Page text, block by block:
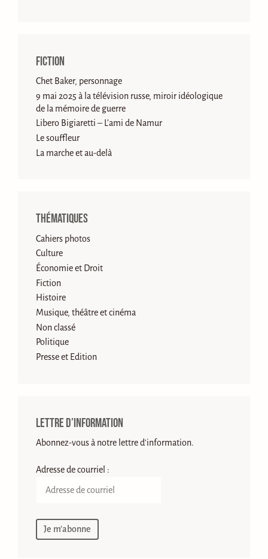
Fiction
Chet Baker, personnage
9 mai 2025 à la télévision russe, miroir idéologique
de la mémoire de guerre
Libero Bigiaretti – L’ami de Namur
Le souffleur
La marche et au-delà
Thématiques
Cahiers photos
Culture
Économie et Droit
Fiction
Histoire
Musique, théâtre et cinéma
Non classé
Politique
Presse et Edition
Lettre d’information
Abonnez-vous à notre lettre d'information.
Adresse de courriel :